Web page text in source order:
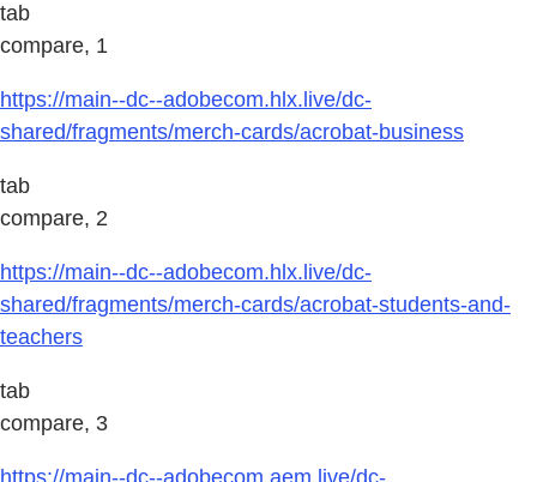
tab
compare, 1
https://main--dc--adobecom.hlx.live/dc-
shared/fragments/merch-cards/acrobat-business
tab
compare, 2
https://main--dc--adobecom.hlx.live/dc-
shared/fragments/merch-cards/acrobat-students-and-
teachers
tab
compare, 3